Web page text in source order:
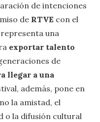
de intenciones
de RTVE con el
una
exportar talento
de
llegar a una
además, pone en
la amistad, el
o la difusión cultural